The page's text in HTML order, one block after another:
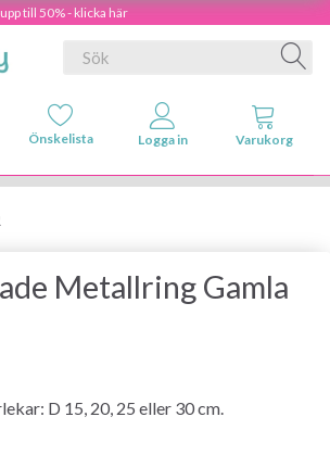
till 50% - klicka här
Metallring Gamla
D 15, 20, 25 eller 30 cm.